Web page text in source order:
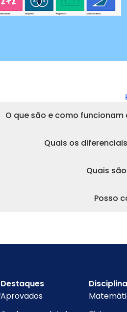
O que são e como
Quais os
Quais
Posso
Destaques
Aprovados